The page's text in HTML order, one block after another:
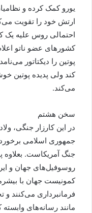
یورو کمک کرده و
ارتش خود را تقویت
احتمالی روس علیه یک
کشورهای عضو ناتو
پوتین را دیکتاتور
کند ولی پدیده پوتین
می‌کند.
سخن هشتم
در این کارزار جنگی،
جمهوری اسلامی
جنگ آمریکاست.
روسوفیل‌های جهان و
کمونیست جهان با
فرمانبرداری می‌کنند
مانند رسانه‌های